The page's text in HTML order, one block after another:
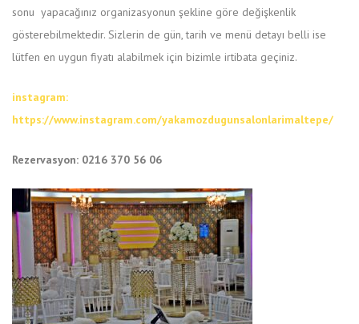
sonu yapacağınız organizasyonun şekline göre değişkenlik
gösterebilmektedir. Sizlerin de gün, tarih ve menü detayı belli ise
lütfen en uygun fiyatı alabilmek için bizimle irtibata geçiniz.
instagram:
https://www.instagram.com/yakamozdugunsalonlarimaltepe/
Rezervasyon: 0216 370 56 06